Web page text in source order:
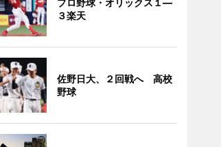
プロ野球・オリックス１―
３楽天
佐野日大、２回戦へ 高校
野球